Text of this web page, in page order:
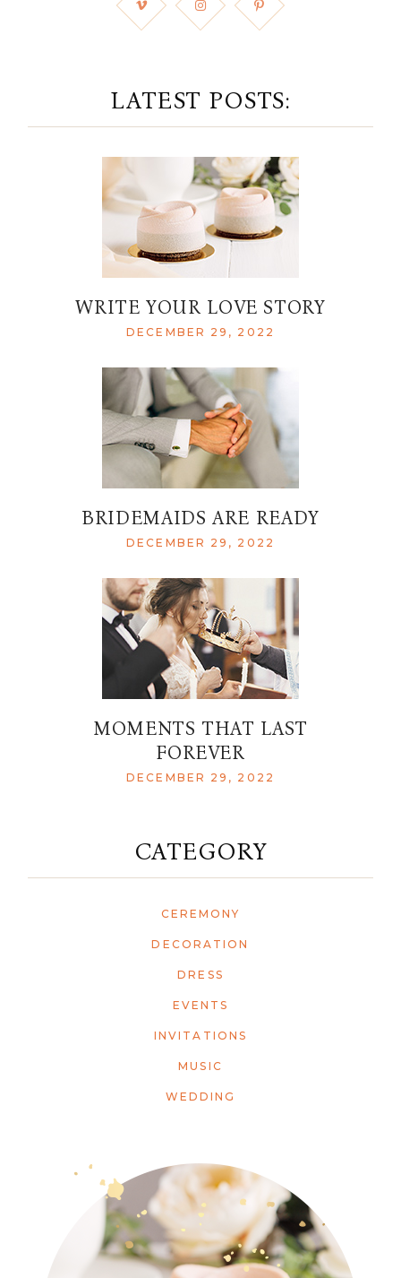
LATEST POSTS:
WRITE YOUR LOVE STORY
DECEMBER 29, 2022
BRIDEMAIDS ARE READY
DECEMBER 29, 2022
MOMENTS THAT LAST
FOREVER
DECEMBER 29, 2022
CATEGORY
CEREMONY
DECORATION
DRESS
EVENTS
INVITATIONS
MUSIC
WEDDING